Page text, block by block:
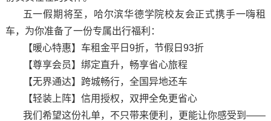
五一假期将至，哈尔滨华德学院校友会正式携手一嗨租
车，为你准备了一份专属出行福利：
【暖心特惠】车租金平日9折，节假日93折
【尊享会员】绑定直升，畅享省心旅程
【无界通达】跨城畅行，全国异地还车
【轻装上阵】信用授权，双押全免更省心
我们希望这份礼单，不只带来便利，更能让你感受到——